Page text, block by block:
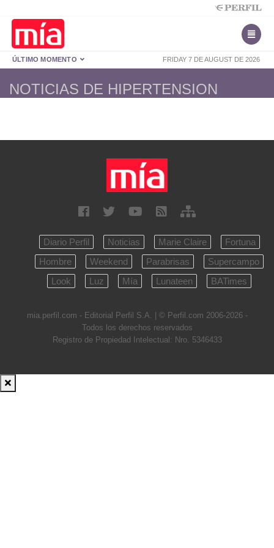
FRIDAY 7 DE AUGUST DE 2026
ÚLTIMO MOMENTO
NOTICIAS DE HIPERTENSION
Diario Perfil Noticias Marie Claire
Fortuna
Hombre
Weekend Parabrisas
Supercampo
Look
Luz Mía Lunateen BATimes
mia.perfil.com - Editorial Perfil S.A. | © Perfil.com 2006-2026 -
Todos los derechos reservados
Registro de Propiedad Intelectual: Nro. 5346433